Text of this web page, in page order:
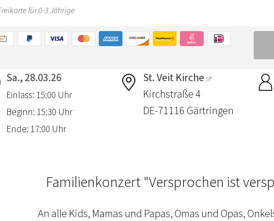
Sa., 28.03.26
Einlass: 15:00 Uhr
Beginn: 15:30 Uhr
Ende: 17:00 Uhr
St. Veit Kirche
Kirchstraße 4
DE-71116 Gärtringen
Familienkonzert "Versprochen ist
An alle Kids, Mamas und Papas, Omas und Opas,